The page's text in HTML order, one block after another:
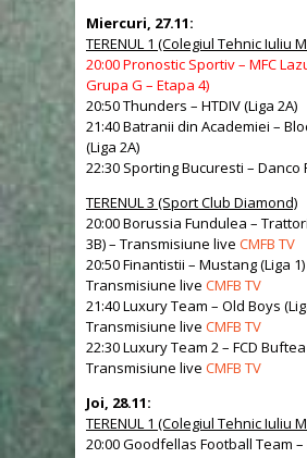
Miercuri, 27.11:
TERENUL 1 (Colegiul Tehnic Iuliu
20:00 Pronostic Sportiv – MFC
Grupa G – Etapa 4)
20:50 Thunders – HTDIV (Liga 2A)
21:40 Batranii din Academiei –
(Liga 2A)
22:30 Sporting Bucuresti – Danco
TERENUL 3 (Sport Club Diamond)
20:00 Borussia Fundulea –
3B) – Transmisiune live CMFB TV
20:50 Finantistii – Mustang (Liga 1)
Transmisiune live CMFB TV
21:40 Luxury Team – Old Boys
Transmisiune live CMFB TV
22:30 Luxury Team 2 – FCD Buftea
Transmisiune live CMFB TV
Joi, 28.11:
TERENUL 1 (Colegiul Tehnic Iuliu
20:00 Goodfellas Football Team